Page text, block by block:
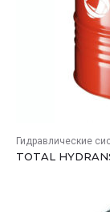
Гидравлические
TOTAL